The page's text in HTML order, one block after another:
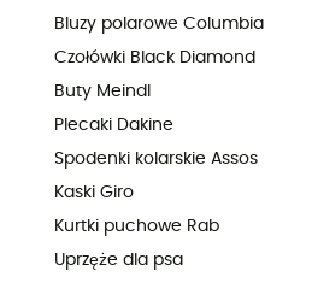
Bluzy polarowe Columbia
Czołówki Black Diamond
Buty Meindl
Plecaki Dakine
Spodenki kolarskie Assos
Kaski Giro
Kurtki puchowe Rab
Uprzęże dla psa